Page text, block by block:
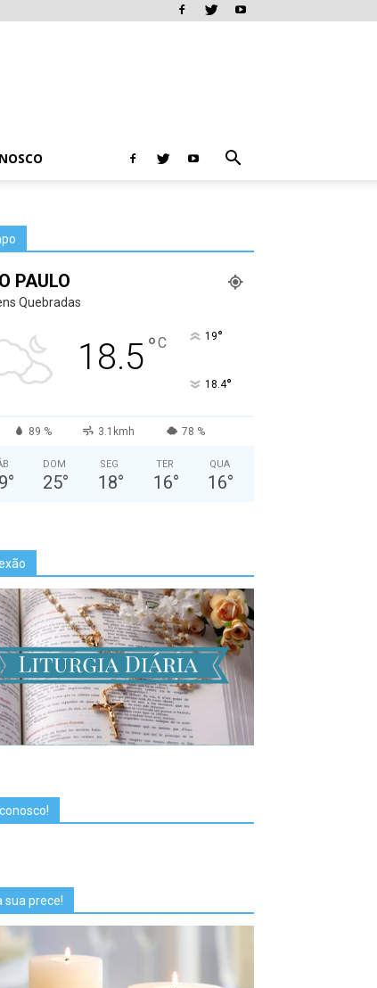
PAULO
Quebradas
18.5°C 19°
18.4°
89 % 3.1kmh 78 %
°
DOM
25°
SEG
18°
TER
16°
QUA
16°
sua prece!